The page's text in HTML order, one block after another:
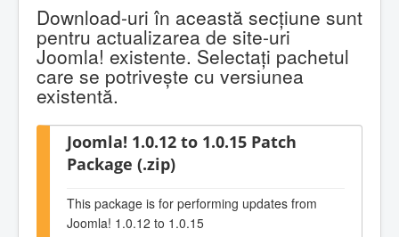
Download-uri în această secţiune sunt
pentru actualizarea de site-uri
Joomla! existente. Selectaţi pachetul
care se potriveşte cu versiunea
existentă.
Joomla! 1.0.12 to 1.0.15 Patch
Package (.zip)
This package is for performing updates from
Joomla! 1.0.12 to 1.0.15